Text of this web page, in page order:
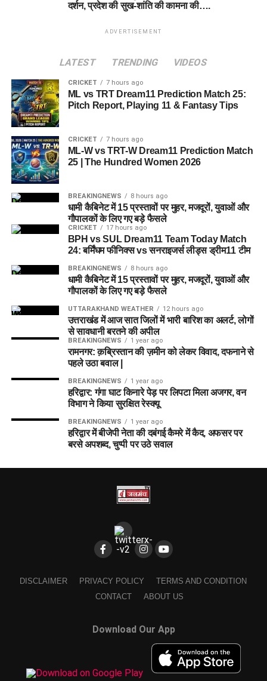
दर्शन, प्रदेश की सुख-शांति की कामना की….
ADVERTISEMENT
LATEST TRENDING VIDEOS
CRICKET 7 hours ago
ML vs TRT Dream11 Prediction Match 25:
Pitch Report, Playing 11 & Fantasy Tips
CRICKET 7 hours ago
ML-W vs TRT-W Dream11 Prediction Match
25 | The Hundred Women 2026
BREAKINGNEWS 8 hours ago
धामी कैबिनेट में 15 प्रस्तावों पर मुहर, मजदूरों, युवाओं और
गौपालकों के लिए गए बड़े फैसले
CRICKET 17 hours ago
BPH vs SUL Dream11 Team Today Match
24: बर्मिंघम फीनिक्स vs सनराइजर्स लीड्स ड्रीम11 टीम
BREAKINGNEWS 8 hours ago
धामी कैबिनेट में 15 प्रस्तावों पर मुहर, मजदूरों, युवाओं और
गौपालकों के लिए गए बड़े फैसले
UTTARAKHAND WEATHER 12 hours ago
उत्तराखंड में आज सात जिलों में भारी बारिश का अलर्ट, लोगों
से सावधानी बरतने की अपील
BREAKINGNEWS 1 year ago
रामनगर: क़ब्रिस्तान की ज़मीन को लेकर विवाद, दफनाने से
पहले उठा बवाल |
BREAKINGNEWS 1 year ago
हरिद्वार: गंगा घाट किनारे पेड़ पर लिपटा मिला अजगर, वन
विभाग ने किया सुरक्षित रेस्क्यू
BREAKINGNEWS 1 year ago
हरिद्वार में बीजेपी नेता की दबंगई कैमरे में कैद, अफसर पर
बरसे अपशब्द, चुप्पी पर उठे सवाल
DISCLAIMER PRIVACY POLICY
TERMS AND CONDITION
CONTACT
ABOUT US
Download Our App